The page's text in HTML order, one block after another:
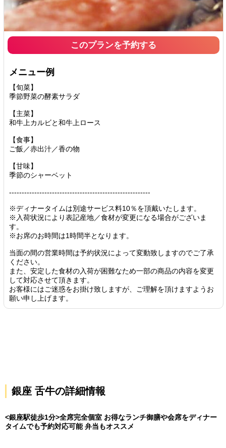
このプランを予約する
メニュー例
【旬菜】
季節野菜の酵素サラダ
【主菜】
和牛上カルビと和牛上ロース
【食事】
ご飯／赤出汁／香の物
【甘味】
季節のシャーベット
--------------------------------------------------------
※ディナータイムは別途サービス料10％を頂戴いたします。
※入荷状況により表記産地／食材が変更になる場合がございま
す。
※お席のお時間は1時間半となります。
当面の間の営業時間は予約状況によって変動致しますのでご了承
ください。
また、安定した食材の入荷が困難なため一部の商品の内容を変更
して対応させて頂きます。
お客様にはご迷惑をお掛け致しますが、ご理解を頂けますようお
願い申し上げます。
銀座 舌牛の詳細情報
<銀座駅徒歩1分>全席完全個室 お得なランチ御膳や会席をディナー
タイムでも予約対応可能 弁当もオススメ